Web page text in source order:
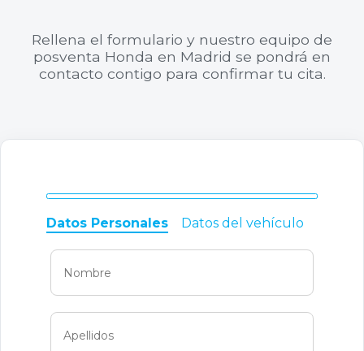
Rellena el formulario y nuestro equipo de
posventa Honda en Madrid se pondrá en
contacto contigo para confirmar tu cita.
Datos Personales Datos del vehículo